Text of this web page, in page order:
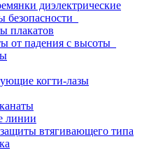
диэлектрические
безопасности
плакатов
от падения с высоты
когти-лазы
линии
втягивающего типа